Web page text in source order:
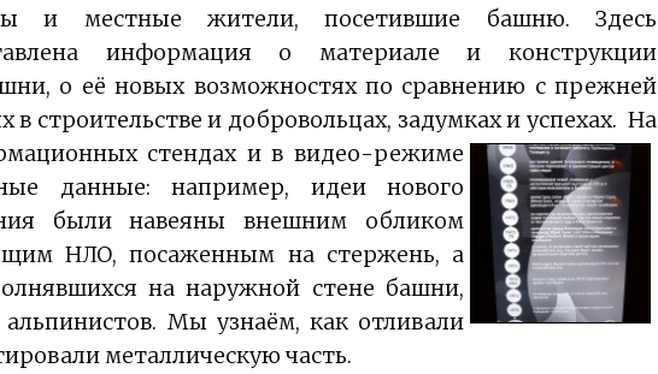
и местные жители, посетившие башню. Здесь
информация о материале и конструкции
о её новых возможностях по сравнению с прежней
строительстве и добровольцах, задумках и успехах. На
стендах и в видео-режиме
данные: например, идеи нового
были навеяны внешним обликом
НЛО, посаженным на стержень, а
на наружной стене башни,
Мы узнаём, как отливали
металлическую часть.